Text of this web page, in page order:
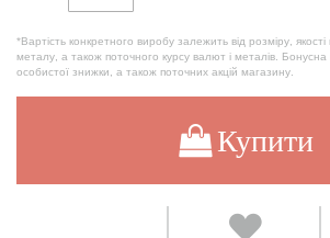
*Вартість конкретного виробу залежить від розміру, якості
металу, а також поточного курсу валют і металів. Бонусна
особистої знижки, а також поточних акцій магазину.
Купити